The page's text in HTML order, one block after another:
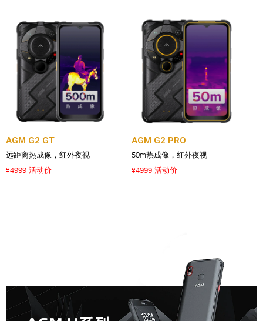
AGM G2 GT
远距离热成像，红外夜视
¥4999 活动价
AGM G2 PRO
50m热成像，红外夜视
¥4999 活动价